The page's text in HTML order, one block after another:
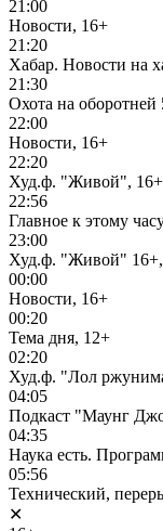
21:00
Новости, 16+
21:20
Хабар. Новости на
21:30
Охота на оборотней
22:00
Новости, 16+
22:20
Худ.ф. "Живой", 16+
22:56
Главное к этому
23:00
Худ.ф. "Живой"
00:00
Новости, 16+
00:20
Тема дня, 12+
02:20
Худ.ф. "Лол
04:05
Подкаст "Маунг
04:35
Наука есть.
05:56
Технический,
✕